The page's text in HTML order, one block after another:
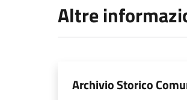
Altre
Archivio Storico